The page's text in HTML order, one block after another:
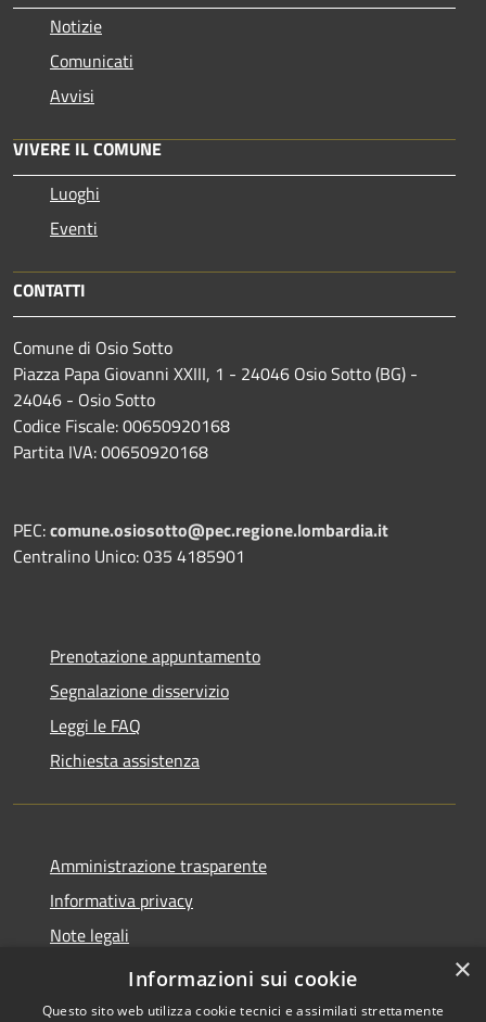
Notizie
Comunicati
Avvisi
VIVERE IL COMUNE
Luoghi
Eventi
CONTATTI
Comune di Osio Sotto
Piazza Papa Giovanni XXIII, 1 - 24046 Osio Sotto (BG) -
24046 - Osio Sotto
Codice Fiscale: 00650920168
Partita IVA: 00650920168
PEC:comune.osiosotto@pec.regione.lombardia.it
Centralino Unico: 035 4185901
Prenotazione appuntamento
Segnalazione disservizio
Leggi le FAQ
Richiesta assistenza
Amministrazione trasparente
Informativa privacy
Note legali
Dichiarazione di accessibilità 2025
×
Informazioni sui cookie
Questo sito web utilizza cookie tecnici e assimilati strettamente